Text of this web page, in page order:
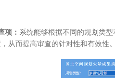
项： 系统能够根据不同的规划类
从而提高审查的针对性和有效性。